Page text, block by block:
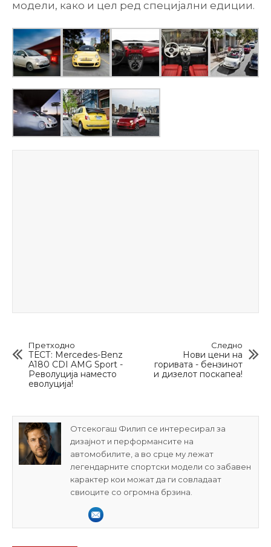
модели, како и цел ред специјални едиции.
Претходно
ТЕСТ: Mercedes-Benz
A180 CDI AMG Sport -
Револуција наместо
еволуција!
Следно
Нови цени на
горивата - бензинот
и дизелот поскапеа!
Отсекогаш Филип се интересирал за
дизајнот и перформансите на
автомобилите, а во срце му лежат
легендарните спортски модели со забавен
карактер кои можат да ги совладаат
свиоците со огромна брзина.